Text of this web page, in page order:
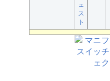
ェ
ス
ト